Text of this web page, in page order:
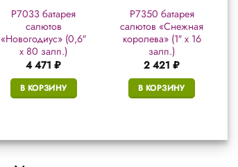
Р7033 батарея
салютов
«Новогодиус» (0,6″
х 80 залп.)
4 471₽
В КОРЗИНУ
Р7350 батарея
салютов «Снежная
королева» (1″ х 16
залп.)
2 421₽
В КОРЗИНУ